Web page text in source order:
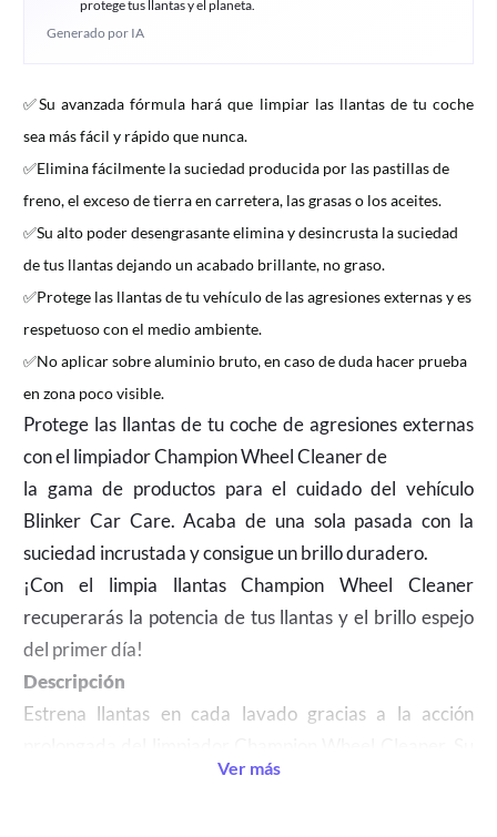
protege tus llantas y el planeta.
Generado por IA
✅Su avanzada fórmula hará que limpiar las llantas de tu coche
sea más fácil y rápido que nunca.
✅Elimina fácilmente la suciedad producida por las pastillas de
freno, el exceso de tierra en carretera, las grasas o los aceites.
✅Su alto poder desengrasante elimina y desincrusta la suciedad
de tus llantas dejando un acabado brillante, no graso.
✅Protege las llantas de tu vehículo de las agresiones externas y es
respetuoso con el medio ambiente.
✅No aplicar sobre aluminio bruto, en caso de duda hacer prueba
en zona poco visible.
Protege las llantas de tu coche de agresiones externas
con el limpiador Champion Wheel Cleaner de
la gama de productos para el cuidado del vehículo
Blinker Car Care. Acaba de una sola pasada con la
suciedad incrustada y consigue un brillo duradero.
¡Con el limpia llantas Champion Wheel Cleaner
recuperarás la potencia de tus llantas y el brillo espejo
del primer día!
Descripción
Estrena llantas en cada lavado gracias a la acción
eficiente fórmula con base ácida consigue que limpiar
Ver más